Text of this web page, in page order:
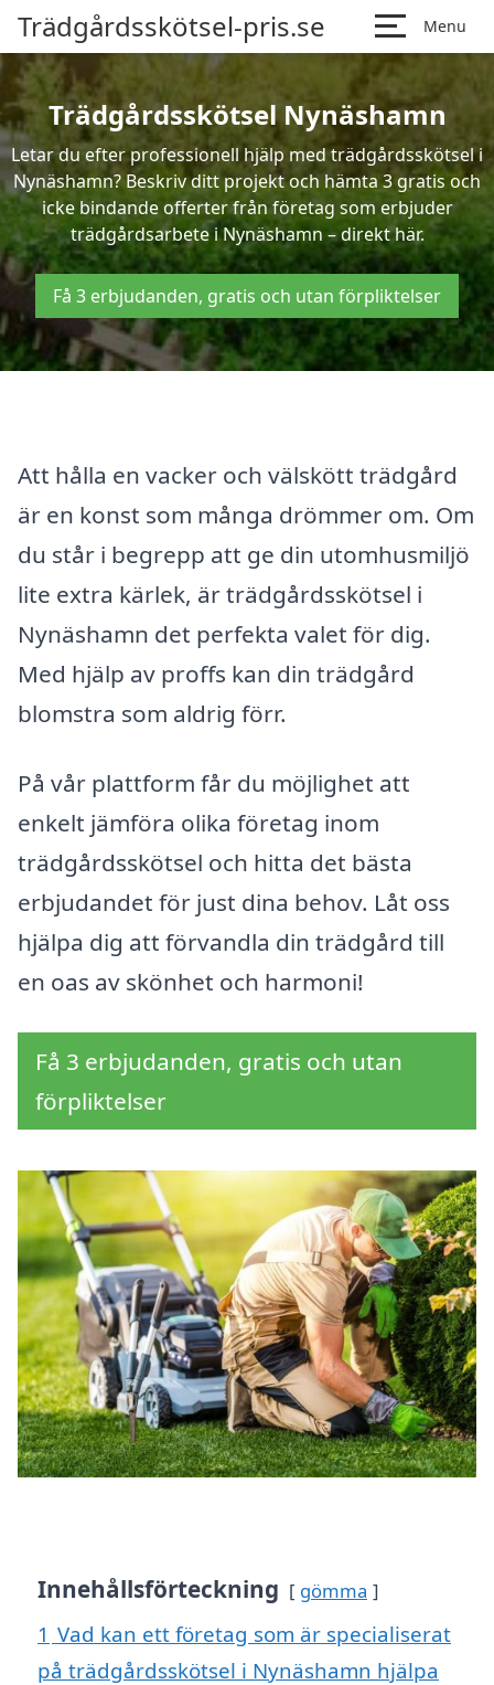
Trädgårdsskötsel-pris.se Menu
Trädgårdsskötsel Nynäshamn
Letar du efter professionell hjälp med trädgårdsskötsel i
Nynäshamn? Beskriv ditt projekt och hämta 3 gratis och
icke bindande offerter från företag som erbjuder
trädgårdsarbete i Nynäshamn – direkt här.
Få 3 erbjudanden, gratis och utan förpliktelser
Att hålla en vacker och välskött trädgård
är en konst som många drömmer om. Om
du står i begrepp att ge din utomhusmiljö
lite extra kärlek, är trädgårdsskötsel i
Nynäshamn det perfekta valet för dig.
Med hjälp av proffs kan din trädgård
blomstra som aldrig förr.
På vår plattform får du möjlighet att
enkelt jämföra olika företag inom
trädgårdsskötsel och hitta det bästa
erbjudandet för just dina behov. Låt oss
hjälpa dig att förvandla din trädgård till
en oas av skönhet och harmoni!
Få 3 erbjudanden, gratis och utan
förpliktelser
Innehållsförteckning gömma
1 Vad kan ett företag som är specialiserat
på trädgårdsskötsel i Nynäshamn hjälpa